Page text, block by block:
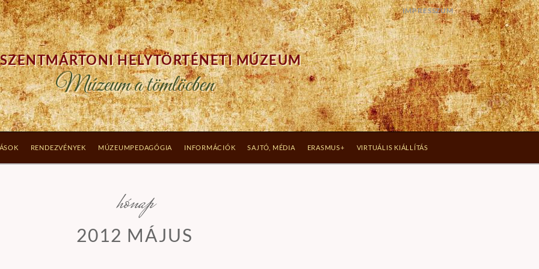
IMPRESSZUM
HELYTÖRTÉNETI MÚZEUM
Múzeum a tömlöcben
RENDEZVÉNYEK MÚZEUMPEDAGÓGIA INFORMÁCIÓK SAJTÓ, MÉDIA ERASMUS+ VIRTUÁLIS KIÁLLÍTÁS
hónap
2012 MÁJUS